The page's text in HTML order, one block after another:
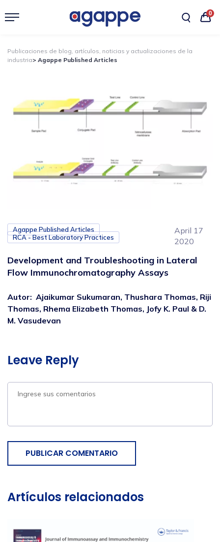
0
Publicaciones de blog, artículos, noticias y actualizaciones de la
industria> Agappe Published Articles
Agappe Published Articles
RCA - Best Laboratory Practices
April 17
2020
Development and Troubleshooting in Lateral
Flow Immunochromatography Assays
Autor: Ajaikumar Sukumaran, Thushara Thomas, Riji
Thomas, Rhema Elizabeth Thomas, Jofy K. Paul & D.
M. Vasudevan
Leave Reply
PUBLICAR COMENTARIO
Artículos relacionados